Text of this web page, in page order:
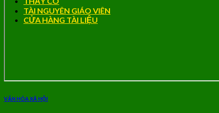
TÀI NGUYÊN GIÁO VIÊN
CỬA HÀNG TÀI LIỆU
VĂN HÓA XÃ HỘI